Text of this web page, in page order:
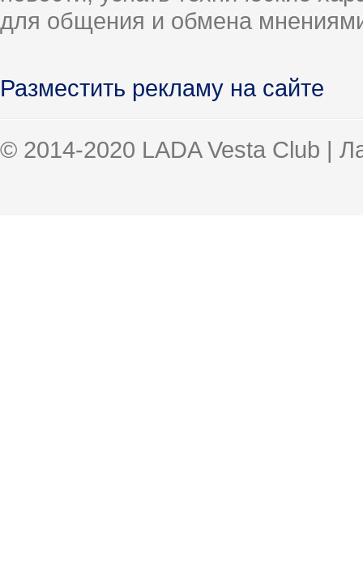
для общения и обмена
Разместить рекламу на сайте
© 2014-2020 LADA Vesta Club |